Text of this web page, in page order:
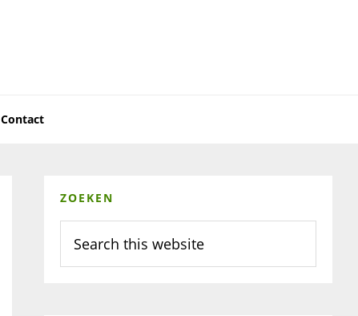
Contact
Primary
Sidebar
ZOEKEN
this
website